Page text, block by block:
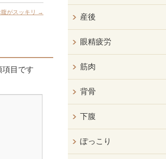
がスッキリ →
項目です
産後
眼精疲労
筋肉
背骨
下腹
ぽっこり